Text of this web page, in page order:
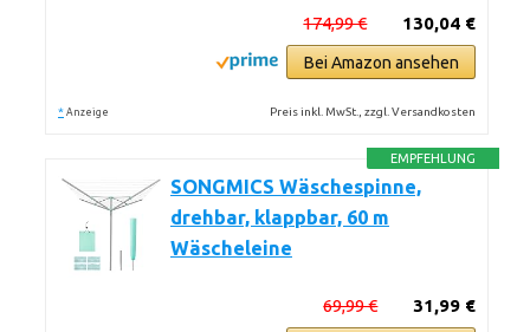
130,04 €
174,99 €
Bei Amazon ansehen
* Anzeige Preis inkl. MwSt., zzgl. Versandkosten
EMPFEHLUNG
SONGMICS Wäschespinne,
drehbar, klappbar, 60 m
Wäscheleine
31,99 €
69,99 €